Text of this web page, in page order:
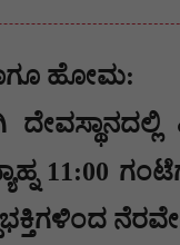
ಹೋಮ:
11:00